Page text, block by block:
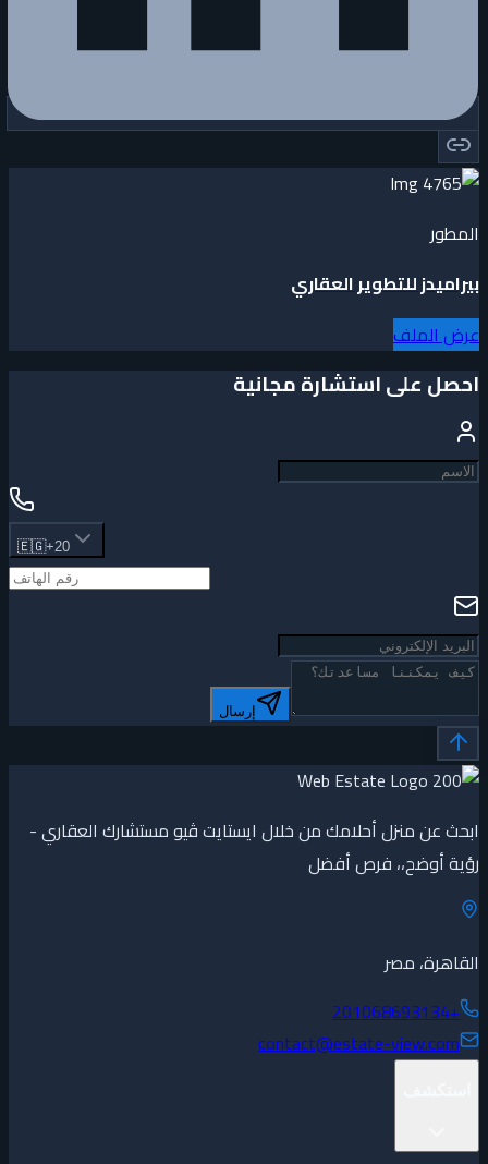
المطور
بيراميدز للتطوير العقاري
عرض الملف
احصل على استشارة مجانية
🇪🇬+20
إرسال
ابحث عن منزل أحلامك من خلال ايستايت ڤيو مستشارك العقاري -
رؤية أوضح،، فرص أفضل
القاهرة، مصر
+201068693134
contact@estate-view.com